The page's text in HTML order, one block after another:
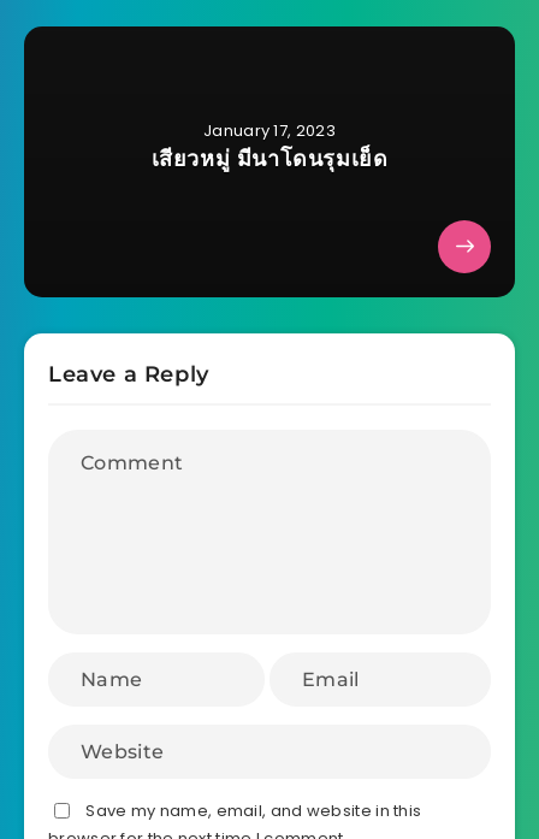
January 17, 2023
เสียวหมู่ มีนาโดนรุมเย็ด
Leave a Reply
Save my name, email, and website in this